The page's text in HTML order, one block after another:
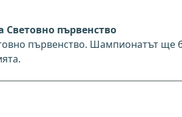
първенство
първенство. Шампионатът ще